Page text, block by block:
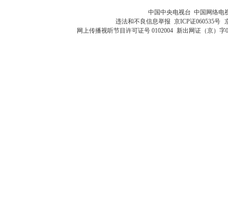
中国中央电视台 中国网络电
违法和不良信息举报 京ICP证060535号
网上传播视听节目许可证号 0102004 新出网证（京）